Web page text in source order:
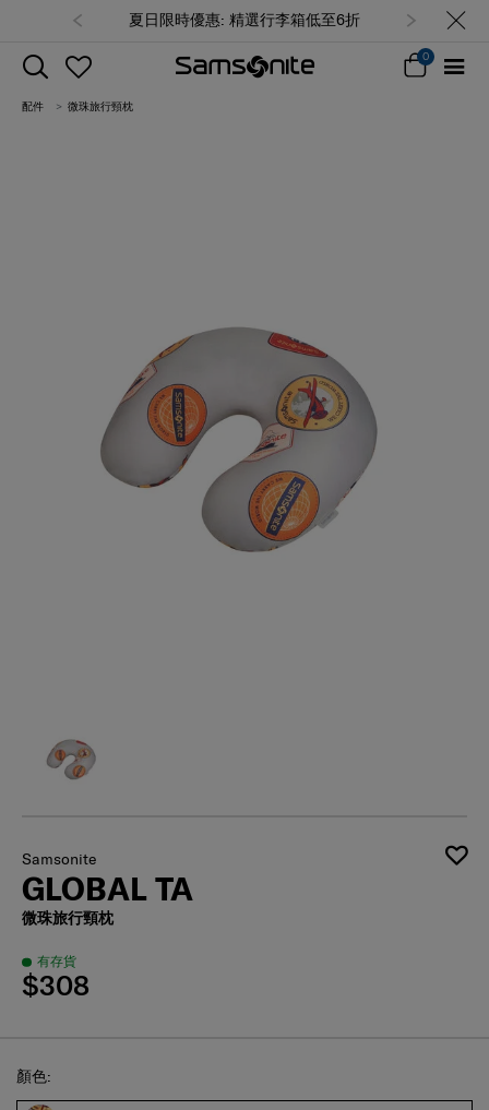
夏日限時優惠: 精選行李箱低至6折
0
配件 微珠旅行頸枕
Samsonite
GLOBAL TA
微珠旅行頸枕
有存貨
$308
Select
顏色: